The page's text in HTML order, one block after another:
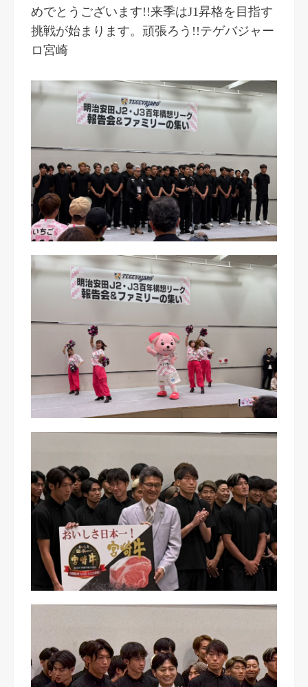
めでとうございます!!来季はJ1昇格を目指す
挑戦が始まります。頑張ろう !!テゲバジャー
ロ宮崎